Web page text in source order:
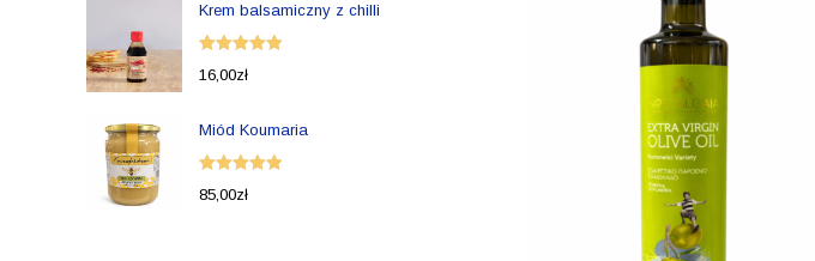
Krem balsamiczny z chilli
Oceniono
16,00zł
Miód Koumaria
Oceniono
85,00zł